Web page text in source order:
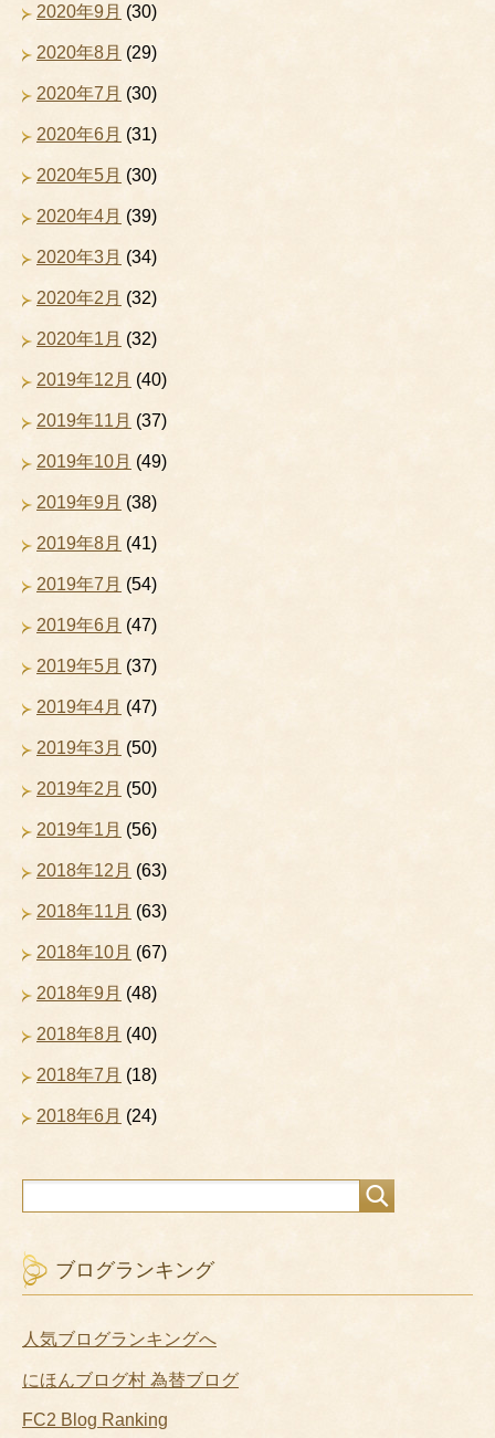
2020年9月 (30)
2020年8月 (29)
2020年7月 (30)
2020年6月 (31)
2020年5月 (30)
2020年4月 (39)
2020年3月 (34)
2020年2月 (32)
2020年1月 (32)
2019年12月 (40)
2019年11月 (37)
2019年10月 (49)
2019年9月 (38)
2019年8月 (41)
2019年7月 (54)
2019年6月 (47)
2019年5月 (37)
2019年4月 (47)
2019年3月 (50)
2019年2月 (50)
2019年1月 (56)
2018年12月 (63)
2018年11月 (63)
2018年10月 (67)
2018年9月 (48)
2018年8月 (40)
2018年7月 (18)
2018年6月 (24)
ブログランキング
人気ブログランキングへ
にほんブログ村 為替ブログ
FC2 Blog Ranking